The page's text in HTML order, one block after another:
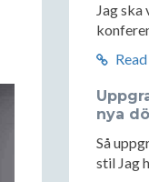
Jag ska
nya
Så
stil Jag